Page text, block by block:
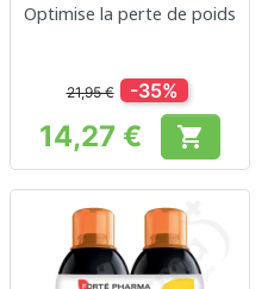
Optimise la perte de poids
21,95 € -35%
Prix
14,27 € 